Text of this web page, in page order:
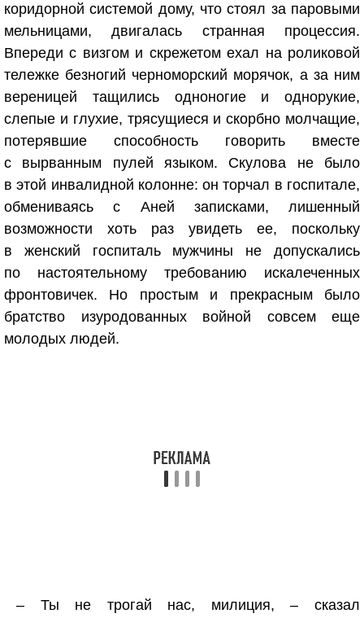
коридорной системой дому, что стоял за паровыми
мельницами, двигалась странная процессия.
Впереди с визгом и скрежетом ехал на роликовой
тележке безногий черноморский морячок, а за ним
вереницей тащились одноногие и однорукие,
слепые и глухие, трясущиеся и скорбно молчащие,
потерявшие способность говорить вместе
с вырванным пулей языком. Скулова не было
в этой инвалидной колонне: он торчал в госпитале,
обмениваясь с Аней записками, лишенный
возможности хоть раз увидеть ее, поскольку
в женский госпиталь мужчины не допускались
по настоятельному требованию искалеченных
фронтовичек. Но простым и прекрасным было
братство изуродованных войной совсем еще
молодых людей.
– Ты не трогай нас, милиция, – сказал